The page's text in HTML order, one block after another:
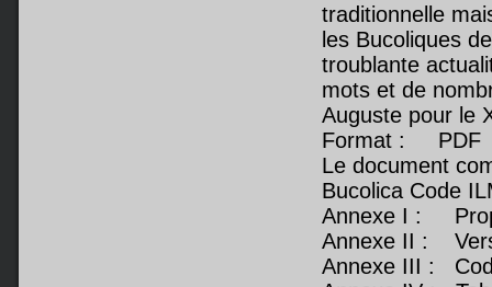
traditionnelle
les Bucoliques
troublante
mots et de
Auguste pour le
Format : PDF
Le document
Bucolica Code
Annexe I :
Annexe II :
Annexe III :